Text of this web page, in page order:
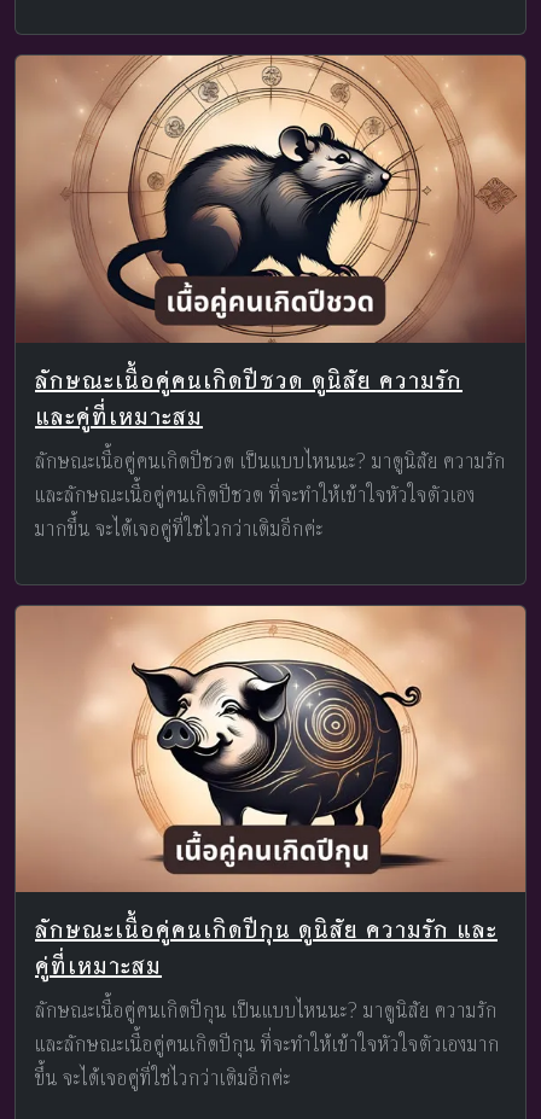
ลักษณะเนื้อคู่คนเกิดปีชวด ดูนิสัย ความรัก
และคู่ที่เหมาะสม
ลักษณะเนื้อคู่คนเกิดปีชวด เป็นแบบไหนนะ? มาดูนิสัย ความรัก
และลักษณะเนื้อคู่คนเกิดปีชวด ที่จะทำให้เข้าใจหัวใจตัวเอง
มากขึ้น จะได้เจอคู่ที่ใช่ไวกว่าเดิมอีกค่ะ
ลักษณะเนื้อคู่คนเกิดปีกุน ดูนิสัย ความรัก และ
คู่ที่เหมาะสม
ลักษณะเนื้อคู่คนเกิดปีกุน เป็นแบบไหนนะ? มาดูนิสัย ความรัก
และลักษณะเนื้อคู่คนเกิดปีกุน ที่จะทำให้เข้าใจหัวใจตัวเองมาก
ขึ้น จะได้เจอคู่ที่ใช่ไวกว่าเดิมอีกค่ะ